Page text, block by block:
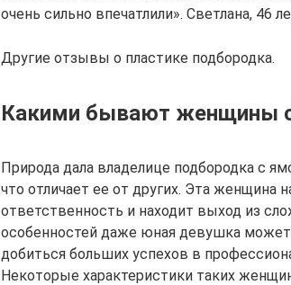
очень сильно впечатлили». Светлана, 46
Другие отзывы о пластике подбородка.
Какими бывают женщины
Природа дала владелице подбородка с
что отличает ее от других. Эта женщина
ответственность и находит выход из
особенностей даже юная девушка
добиться больших успехов в
Некоторые характеристики таких